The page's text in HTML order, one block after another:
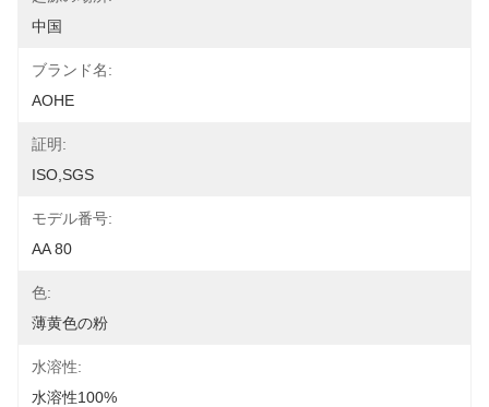
中国
ブランド名:
AOHE
証明:
ISO,SGS
モデル番号:
AA 80
色:
薄黄色の粉
水溶性:
水溶性100%